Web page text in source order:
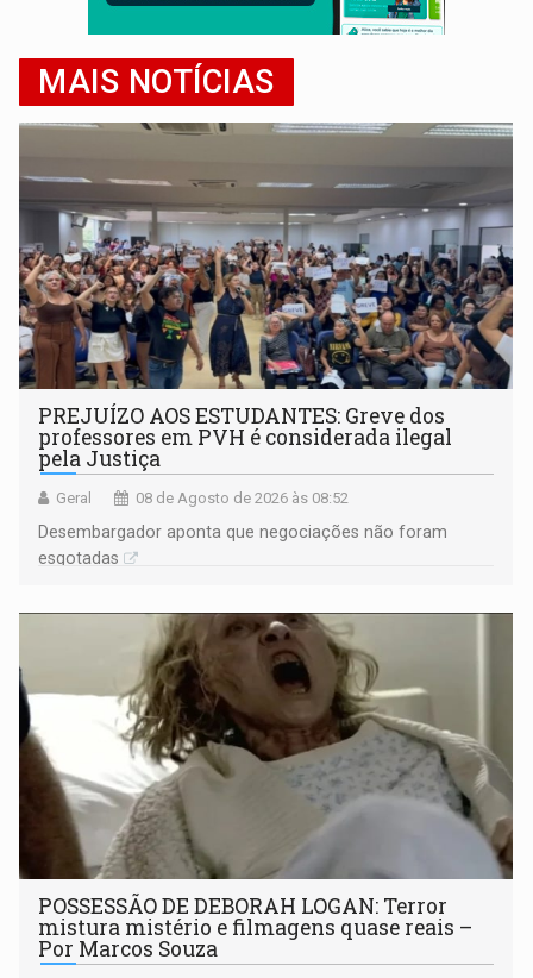
MAIS NOTÍCIAS
PREJUÍZO AOS ESTUDANTES: Greve dos
professores em PVH é considerada ilegal
pela Justiça
Geral 08 de Agosto de 2026 às 08:52
Desembargador aponta que negociações não foram
esgotadas
POSSESSÃO DE DEBORAH LOGAN: Terror
mistura mistério e filmagens quase reais –
Por Marcos Souza